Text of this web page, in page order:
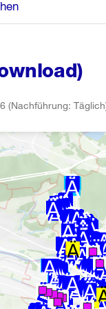
(Nachführung: